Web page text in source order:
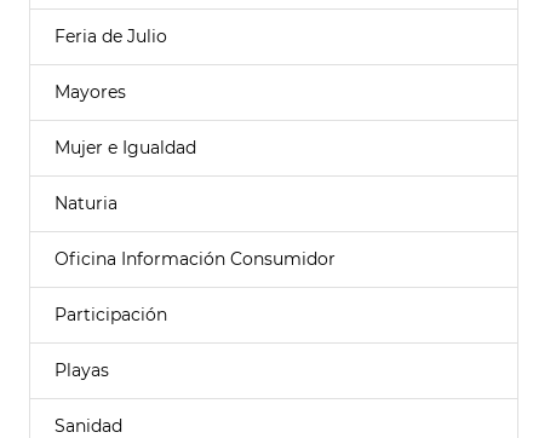
Feria de Julio
Mayores
Mujer e Igualdad
Naturia
Oficina Información Consumidor
Participación
Playas
Sanidad